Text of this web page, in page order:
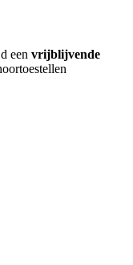
een vrijblijvende